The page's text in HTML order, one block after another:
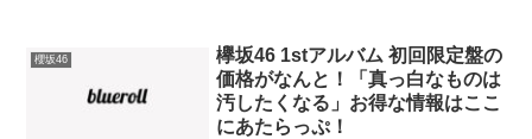
櫻坂46
欅坂46 1stアルバム 初回限定盤の
価格がなんと！「真っ白なものは
汚したくなる」お得な情報はここ
にあたらっぷ！